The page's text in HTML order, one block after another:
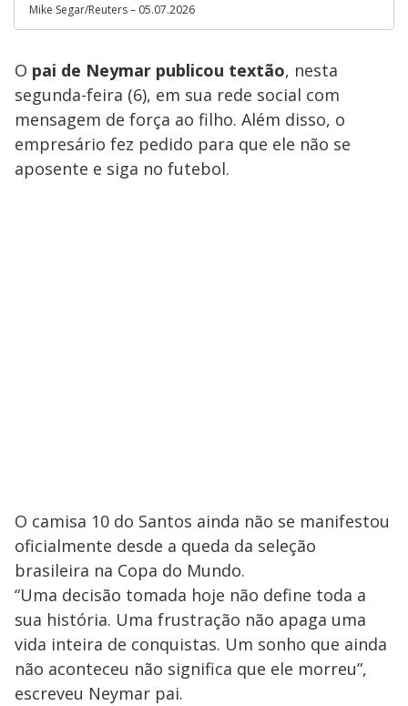
Mike Segar/Reuters – 05.07.2026
O pai de Neymar publicou textão, nesta
segunda-feira (6), em sua rede social com
mensagem de força ao filho. Além disso, o
empresário fez pedido para que ele não se
aposente e siga no futebol.
O camisa 10 do Santos ainda não se manifestou
oficialmente desde a queda da seleção
brasileira na Copa do Mundo.
“Uma decisão tomada hoje não define toda a
sua história. Uma frustração não apaga uma
vida inteira de conquistas. Um sonho que ainda
não aconteceu não significa que ele morreu”,
escreveu Neymar pai.